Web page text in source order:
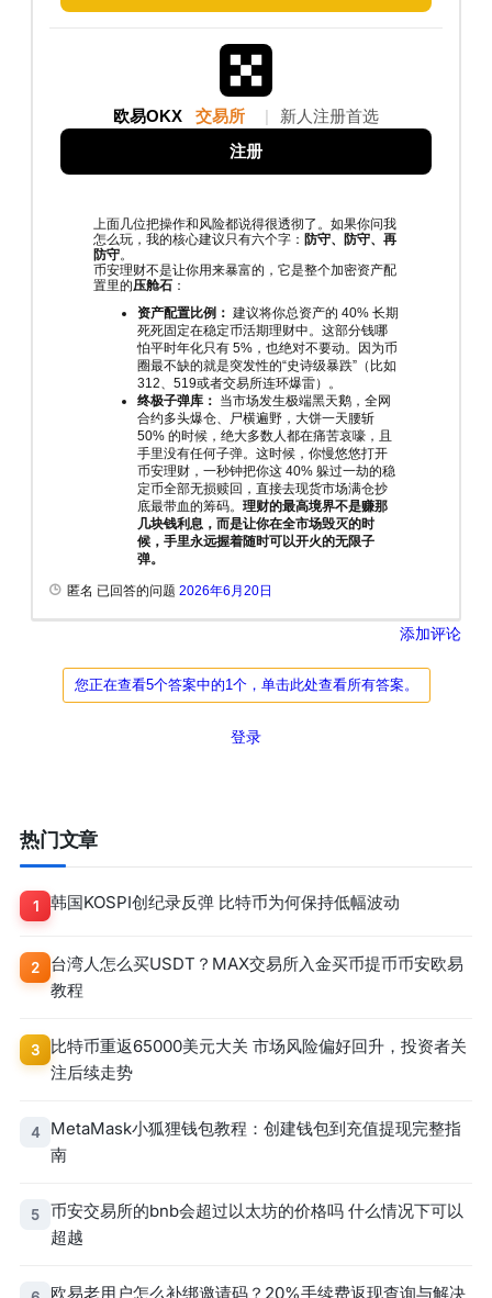
欧易OKX 交易所 新人注册首选
注册
上面几位把操作和风险都说得很透彻了。如果你问我
怎么玩，我的核心建议只有六个字： 防守、防守、再
防守。
币安理财不是让你用来暴富的，它是整个加密资产配
置里的压舱石 ：
资产配置比例： 建议将你总资产的 40% 长期
死死固定在稳定币活期理财中。这部分钱哪
怕平时年化只有 5%，也绝对不要动。因为币
圈最不缺的就是突发性的“史诗级暴跌”（比如
312、519或者交易所连环爆雷）。
终极子弹库： 当市场发生极端黑天鹅，全网
合约多头爆仓、尸横遍野，大饼一天腰斩
50% 的时候，绝大多数人都在痛苦哀嚎，且
手里没有任何子弹。这时候，你慢悠悠打开
币安理财，一秒钟把你这 40% 躲过一劫的稳
定币全部无损赎回，直接去现货市场满仓抄
底最带血的筹码。 理财的最高境界不是赚那
几块钱利息，而是让你在全市场毁灭的时
候，手里永远握着随时可以开火的无限子
弹。
匿名 已回答的问题 2026年6月20日
添加评论
您正在查看5个答案中的1个，单击此处查看所有答案。
登录
热门文章
1 韩国KOSPI创纪录反弹 比特币为何保持低幅波动
2
台湾人怎么买USDT？MAX交易所入金买币提币币安欧易
教程
3
比特币重返65000美元大关 市场风险偏好回升，投资者关
注后续走势
4
MetaMask小狐狸钱包教程：创建钱包到充值提现完整指
南
5
币安交易所的bnb会超过以太坊的价格吗 什么情况下可以
超越
欧易老用户怎么补绑邀请码？20%手续费返现查询与解决